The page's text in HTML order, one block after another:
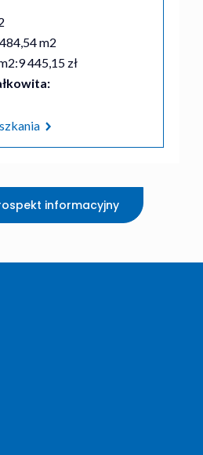
m2
9 445,15 zł
informacyjny